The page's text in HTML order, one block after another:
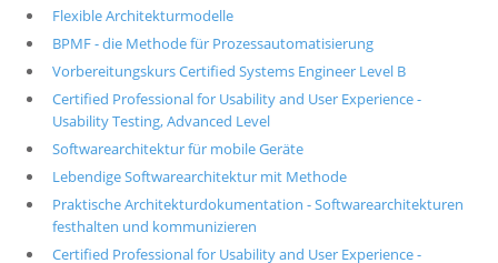
Flexible Architekturmodelle
BPMF - die Methode für Prozessautomatisierung
Vorbereitungskurs Certified Systems Engineer Level B
Certified Professional for Usability and User Experience -
Usability Testing, Advanced Level
Softwarearchitektur für mobile Geräte
Lebendige Softwarearchitektur mit Methode
Praktische Architekturdokumentation - Softwarearchitekturen
festhalten und kommunizieren
Certified Professional for Usability and User Experience -